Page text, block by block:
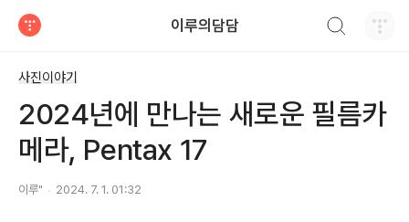
이루의담담
사진이야기
2024년에 만나는 새로운 필름카
메라, Pentax 17
이루" 2024. 7. 1. 01:32